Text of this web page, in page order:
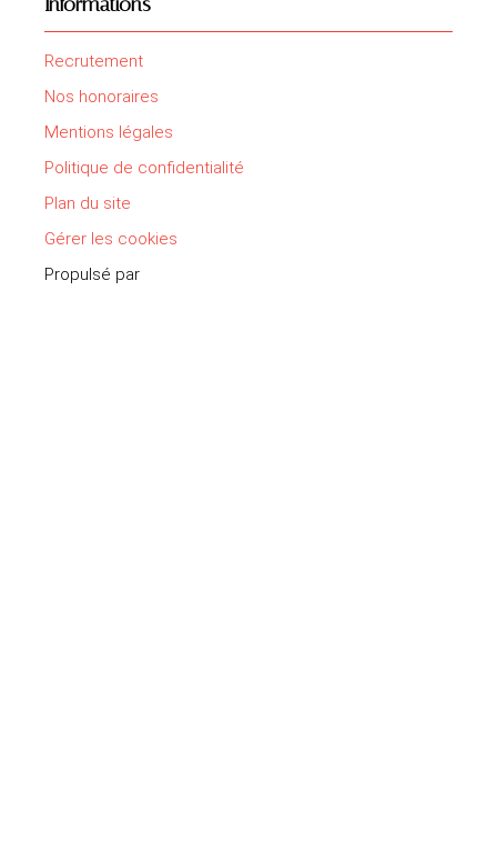
Recrutement
Nos honoraires
Mentions légales
Politique de confidentialité
Plan du site
Gérer les cookies
Propulsé par